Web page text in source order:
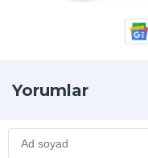
Yorumlar